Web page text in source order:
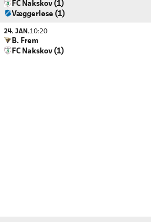
FC Nakskov (1)
Væggerløse (1)
24. JAN.10:20
B. Frem
FC Nakskov (1)